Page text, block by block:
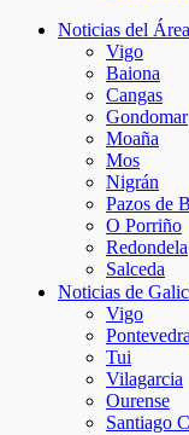
Noticias del
Vigo
Baiona
Cangas
Gondomar
Moaña
Mos
Nigrán
Pazos de
O Porriño
Redondela
Salceda
Noticias de
Vigo
Tui
Vilagarcia
Ourense
Santiago